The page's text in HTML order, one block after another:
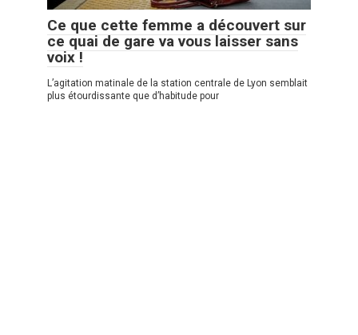
Ce que cette femme a découvert sur
ce quai de gare va vous laisser sans
voix !
L’agitation matinale de la station centrale de Lyon semblait
plus étourdissante que d’habitude pour